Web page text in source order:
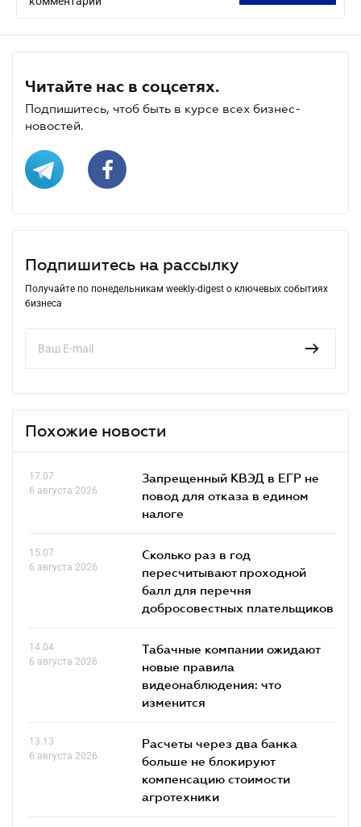
Читайте нас в соцсетях.
Подпишитесь, чтоб быть в курсе всех бизнес-
новостей.
Подпишитесь на рассылку
Получайте по понедельникам weekly-digest о ключевых событиях
бизнеса
Похожие новости
17.07
6 августа 2026
Запрещенный КВЭД в ЕГР не
повод для отказа в едином
налоге
15.07
6 августа 2026
Сколько раз в год
пересчитывают проходной
балл для перечня
добросовестных плательщиков
14.04
6 августа 2026
Табачные компании ожидают
новые правила
видеонаблюдения: что
изменится
13.13
6 августа 2026
Расчеты через два банка
больше не блокируют
компенсацию стоимости
агротехники